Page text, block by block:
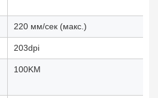
220 мм/сек (макс.)
203dpi
100KM